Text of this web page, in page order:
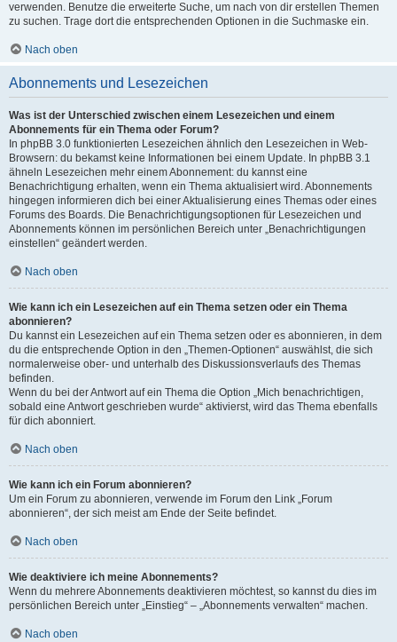
verwenden. Benutze die erweiterte Suche, um nach von dir erstellen Themen
zu suchen. Trage dort die entsprechenden Optionen in die Suchmaske ein.
Nach oben
Abonnements und Lesezeichen
Was ist der Unterschied zwischen einem Lesezeichen und einem
Abonnements für ein Thema oder Forum?
In phpBB 3.0 funktionierten Lesezeichen ähnlich den Lesezeichen in Web-
Browsern: du bekamst keine Informationen bei einem Update. In phpBB 3.1
ähneln Lesezeichen mehr einem Abonnement: du kannst eine
Benachrichtigung erhalten, wenn ein Thema aktualisiert wird. Abonnements
hingegen informieren dich bei einer Aktualisierung eines Themas oder eines
Forums des Boards. Die Benachrichtigungsoptionen für Lesezeichen und
Abonnements können im persönlichen Bereich unter „Benachrichtigungen
einstellen“ geändert werden.
Nach oben
Wie kann ich ein Lesezeichen auf ein Thema setzen oder ein Thema
abonnieren?
Du kannst ein Lesezeichen auf ein Thema setzen oder es abonnieren, in dem
du die entsprechende Option in den „Themen-Optionen“ auswählst, die sich
normalerweise ober- und unterhalb des Diskussionsverlaufs des Themas
befinden.
Wenn du bei der Antwort auf ein Thema die Option „Mich benachrichtigen,
sobald eine Antwort geschrieben wurde“ aktivierst, wird das Thema ebenfalls
für dich abonniert.
Nach oben
Wie kann ich ein Forum abonnieren?
Um ein Forum zu abonnieren, verwende im Forum den Link „Forum
abonnieren“, der sich meist am Ende der Seite befindet.
Nach oben
Wie deaktiviere ich meine Abonnements?
Wenn du mehrere Abonnements deaktivieren möchtest, so kannst du dies im
persönlichen Bereich unter „Einstieg“ – „Abonnements verwalten“ machen.
Nach oben